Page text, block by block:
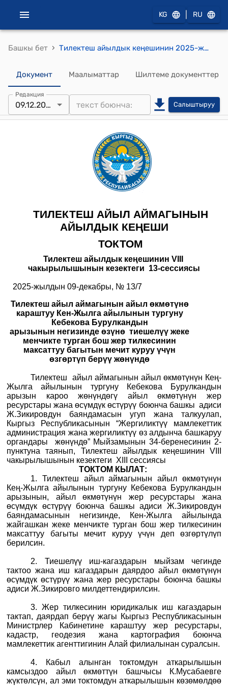
KG RU
Башкы бет › Тилектеш айылдык кеңешинин 2025-жылдын 09-декабрындагы №13/7 Тилектеш айыл аймагынын айыл өкмөтүнө караштуу Кен-Жылга айылынын тургуну Кебекова Бурулкандын арызынын негизинде өзүнө тиешелүү жеке менчикте турган бош жер тилкесинин максаттуу багытын мечит куруу үчүн өзгөртүп берүү жөнүндө токтому
Документ Маалыматтар Шилтеме документтер
Редакция
09.12.2025 Салыштыруу